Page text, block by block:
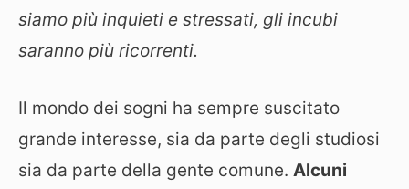
siamo più inquieti e stressati, gli incubi
saranno più ricorrenti.
Il mondo dei sogni ha sempre suscitato
grande interesse, sia da parte degli studiosi
sia da parte della gente comune. Alcuni